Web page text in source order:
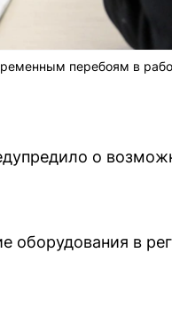
перебоям в
о
оборудования в